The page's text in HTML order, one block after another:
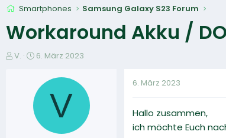
Smartphones Samsung Galaxy S23 Forum
Workaround Akku /
E
V.
E
t
6. März 2023
V
6. März 2023
Hallo zusammen,
ich möchte Euch